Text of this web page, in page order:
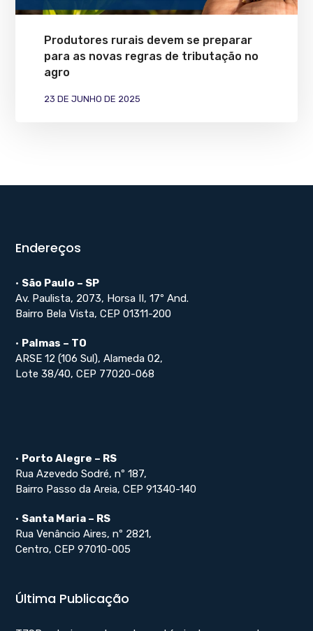
Produtores rurais devem se preparar
para as novas regras de tributação no
agro
23 DE JUNHO DE 2025
Endereços
• São Paulo – SP
Av. Paulista, 2073, Horsa II, 17º And.
Bairro Bela Vista, CEP 01311-200
• Palmas – TO
ARSE 12 (106 Sul), Alameda 02,
Lote 38/40, CEP 77020-068
• Porto Alegre – RS
Rua Azevedo Sodré, nº 187,
Bairro Passo da Areia, CEP 91340-140
• Santa Maria – RS
Rua Venâncio Aires, nº 2821,
Centro, CEP 97010-005
Última Publicação